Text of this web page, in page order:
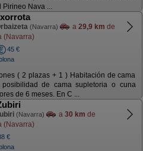
Pirineo Nava ...
(Navarra) a 29,9 km de
(Navarra)
45 €
( 2 plazas + 1 ) Habitación de cama
posibilidad de cama supletoria o cuna
de 6 meses. En C ...
(Navarra) a 30 km de
(Navarra)
€